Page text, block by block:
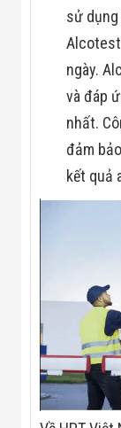
sử
ngày.
và đáp
nhất.
đảm
kết quả